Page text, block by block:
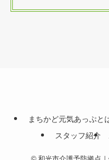
まちかど元気あっぷと
スタッフ紹介